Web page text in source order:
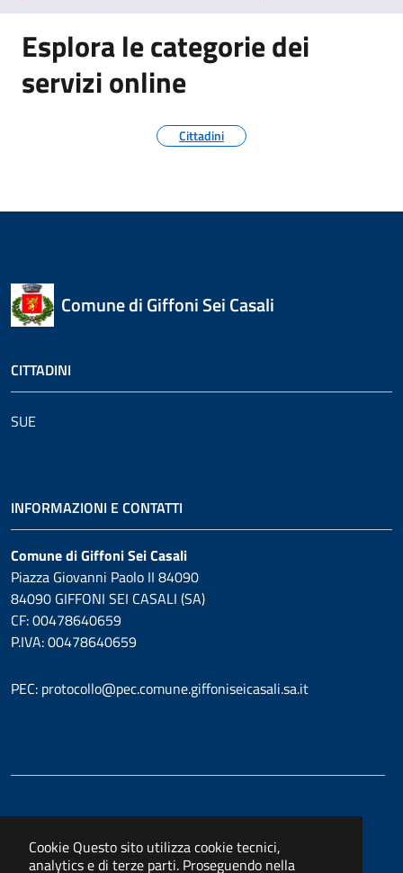
Cookie Questo sito utilizza cookie tecnici,
analytics e di terze parti. Proseguendo nella
Esplora le categorie dei
servizi online
Cittadini
Comune di Giffoni Sei Casali
CITTADINI
SUE
INFORMAZIONI E CONTATTI
Comune di Giffoni Sei Casali
Piazza Giovanni Paolo II 84090
84090 GIFFONI SEI CASALI (SA)
CF: 00478640659
P.IVA: 00478640659
PEC: protocollo@pec.comune.giffoniseicasali.sa.it